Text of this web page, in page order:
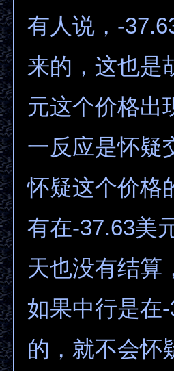
有人说，-
来的，这也是
元这个价格出
一反应是怀疑
怀疑这个价格
有在-37.63美
天也没有结算
如果中行是在
的，就不会怀